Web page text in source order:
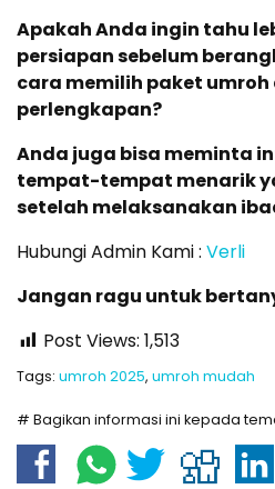
Apakah Anda ingin tahu
persiapan sebelum
cara memilih paket
perlengkapan?
Anda juga bisa meminta
tempat-tempat menarik
setelah melaksanakan
Hubungi Admin Kami : Verli
Jangan ragu untuk
Post Views: 1,513
Tags: umroh 2025, umroh mudah
# Bagikan informasi ini kepada